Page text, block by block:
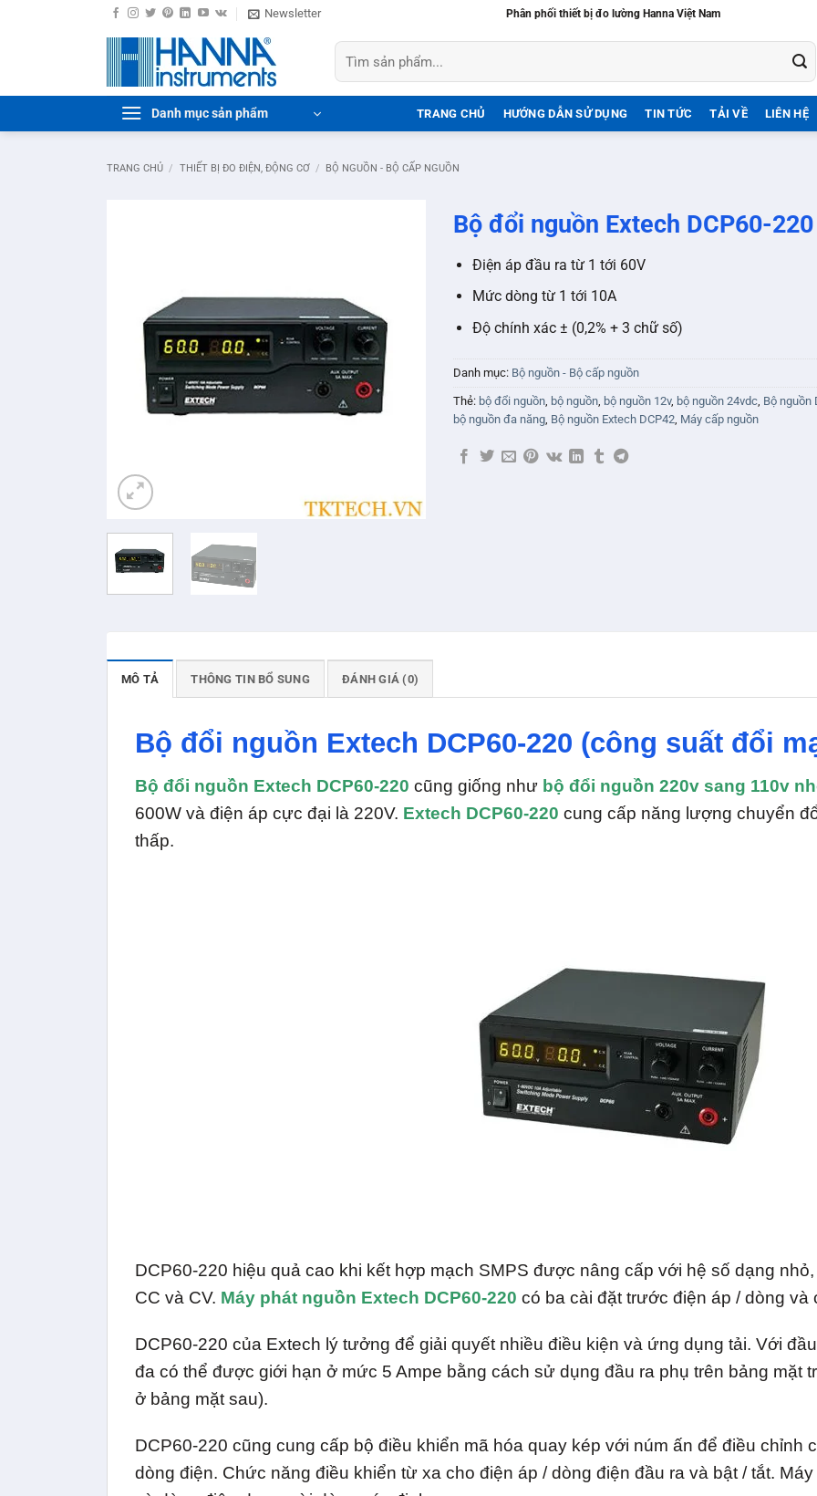
Newsletter Phân phối thiết bị đo lường Hanna Việt Nam
Tìm
kiếm:
Danh mục sản phẩm TRANG CHỦ HƯỚNG DẪN SỬ DỤNG TIN TỨC TẢI VỀ LIÊN HỆ
TRANG CHỦ / THIẾT BỊ ĐO ĐIỆN, ĐỘNG CƠ / BỘ NGUỒN - BỘ CẤP NGUỒN
Bộ đổi nguồn Extech DCP60-220
Điện áp đầu ra từ 1 tới 60V
Mức dòng từ 1 tới 10A
Độ chính xác ± (0,2% + 3 chữ số)
Danh mục: Bộ nguồn - Bộ cấp nguồn
Thẻ: bộ đổi nguồn bộ nguồn bộ nguồn 12v, bộ nguồn 24vdc Bộ nguồn
bộ nguồn đa năng Bộ nguồn Extech DCP42 Máy cấp nguồn
MÔ TẢ THÔNG TIN BỔ SUNG ĐÁNH GIÁ (0)
Bộ đổi nguồn Extech DCP60-220 (công suất đổi
Bộ đổi nguồn Extech DCP60-220 cũng giống như bộ đổi nguồn 220v sang 110v
600W và điện áp cực đại là 220V. Extech DCP60-220 cung cấp năng lượng chuyển
thấp.
DCP60-220 hiệu quả cao khi kết hợp mạch SMPS được nâng cấp với hệ số dạng
CC và CV. Máy phát nguồn Extech DCP60-220 có ba cài đặt trước điện áp / dòng
DCP60-220 của Extech lý tưởng để giải quyết nhiều điều kiện và ứng dụng tải. Với
đa có thể được giới hạn ở mức 5 Ampe bằng cách sử dụng đầu ra phụ trên bảng mặt
ở bảng mặt sau).
DCP60-220 cũng cung cấp bộ điều khiển mã hóa quay kép với núm ấn để điều chỉnh
dòng điện. Chức năng điều khiển từ xa cho điện áp / dòng điện đầu ra và bật / tắt.